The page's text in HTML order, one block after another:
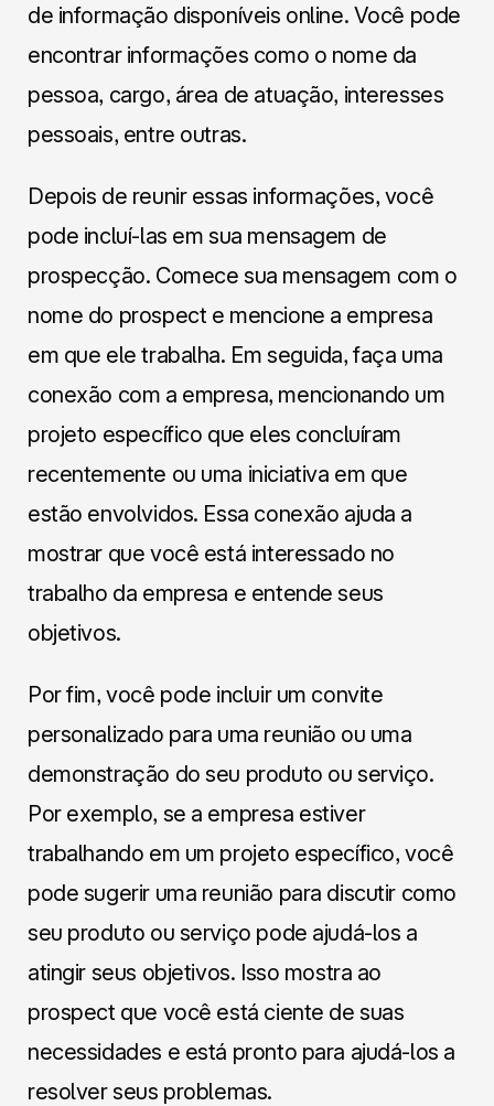
de informação disponíveis online. Você pode
encontrar informações como o nome da
pessoa, cargo, área de atuação, interesses
pessoais, entre outras.
Depois de reunir essas informações, você
pode incluí-las em sua mensagem de
prospecção. Comece sua mensagem com o
nome do prospect e mencione a empresa
em que ele trabalha. Em seguida, faça uma
conexão com a empresa, mencionando um
projeto específico que eles concluíram
recentemente ou uma iniciativa em que
estão envolvidos. Essa conexão ajuda a
mostrar que você está interessado no
trabalho da empresa e entende seus
objetivos.
Por fim, você pode incluir um convite
personalizado para uma reunião ou uma
demonstração do seu produto ou serviço.
Por exemplo, se a empresa estiver
trabalhando em um projeto específico, você
pode sugerir uma reunião para discutir como
seu produto ou serviço pode ajudá-los a
atingir seus objetivos. Isso mostra ao
prospect que você está ciente de suas
necessidades e está pronto para ajudá-los a
resolver seus problemas.